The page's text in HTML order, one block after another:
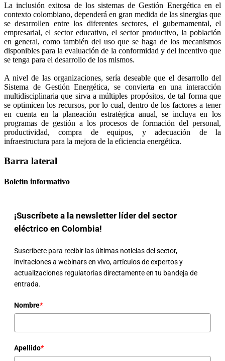
La inclusión exitosa de los sistemas de Gestión Energética en el
contexto colombiano, dependerá en gran medida de las sinergias que
se desarrollen entre los diferentes sectores, el gubernamental, el
empresarial, el sector educativo, el sector productivo, la población
en general, como también del uso que se haga de los mecanismos
disponibles para la evaluación de la conformidad y del incentivo que
se tenga para el desarrollo de los mismos.
A nivel de las organizaciones, sería deseable que el desarrollo del
Sistema de Gestión Energética, se convierta en una interacción
multidisciplinaria que sirva a múltiples propósitos, de tal forma que
se optimicen los recursos, por lo cual, dentro de los factores a tener
en cuenta en la planeación estratégica anual, se incluya en los
programas de gestión a los procesos de formación del personal,
productividad, compra de equipos, y adecuación de la
infraestructura para la mejora de la eficiencia energética.
Barra lateral
Boletín informativo
¡Suscríbete a la newsletter líder del sector
eléctrico en Colombia!
Suscríbete para recibir las últimas noticias del sector,
invitaciones a webinars en vivo, artículos de expertos y
actualizaciones regulatorias directamente en tu bandeja de
entrada.
Nombre*
Apellido*